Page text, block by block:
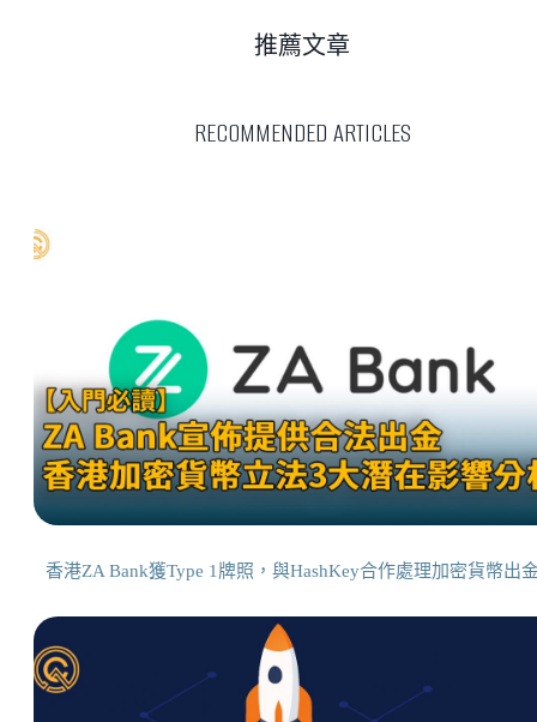
RECOMMENDED ARTICLES
推薦文章
香港ZA Bank獲Type 1牌照，與HashKey合作處理加密貨幣出